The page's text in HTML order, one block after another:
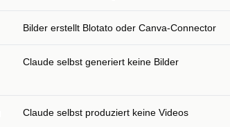
Bilder erstellt Blotato oder Canva-Connector
Claude selbst generiert keine Bilder
Claude selbst produziert keine Videos